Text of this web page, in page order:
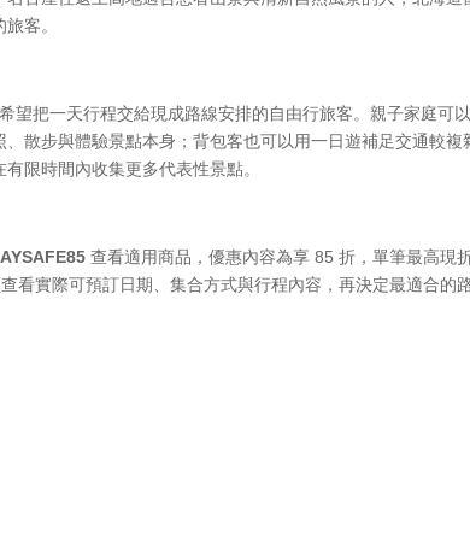
客。
望把一天行程交給現成路線安排的自由行旅客。親子家庭可
散步與體驗景點本身；背包客也可以用一日遊補足交通較複
限時間內收集更多代表性景點。
查看適用商品，優惠內容為享 85 折，單筆最高現
看實際可預訂日期、集合方式與行程內容，再決定最適合的